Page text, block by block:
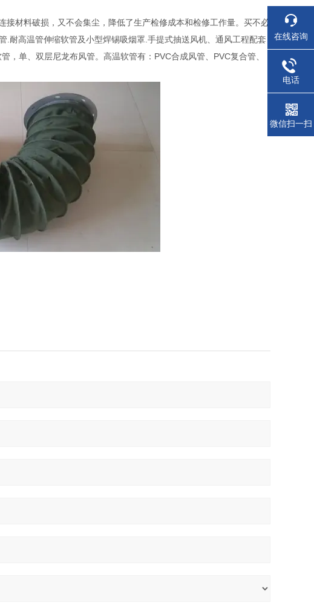
材料破损，又不会集尘，降低了生产检修成本和检修工作量。买不必
.耐高温管伸缩软管及小型焊锡吸烟罩.手提式抽送风机、通风工程配套
单、双层尼龙布风管。高温软管有：PVC合成风管、PVC复合管、
在线咨询
电话
微信扫一扫